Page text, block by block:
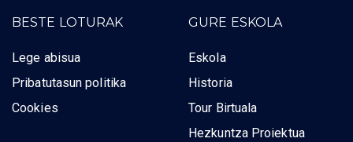
BESTE LOTURAK
Lege abisua
Pribatutasun politika
Cookies
GURE ESKOLA
Eskola
Historia
Tour Birtuala
Hezkuntza Proiektua